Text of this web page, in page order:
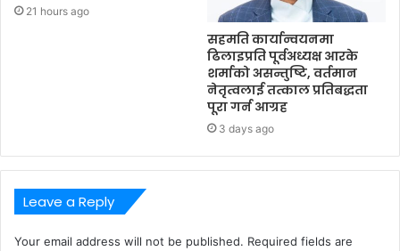
21 hours ago
सहमति कार्यान्वयनमा
ढिलाइप्रति पूर्वअध्यक्ष आरके
शर्माको असन्तुष्टि, वर्तमान
नेतृत्वलाई तत्काल प्रतिबद्धता
पूरा गर्न आग्रह
3 days ago
Leave a Reply
Your email address will not be published. Required fields are